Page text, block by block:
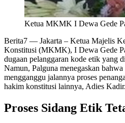
Ketua MKMK I Dewa Gede
Berita7 — Jakarta – Ketua Majelis
Konstitusi (MKMK), I Dewa Gede
dugaan pelanggaran kode etik yang
Namun, Palguna menegaskan
mengganggu jalannya proses
hakim konstitusi lainnya, Adies Kadir.
Proses Sidang Etik